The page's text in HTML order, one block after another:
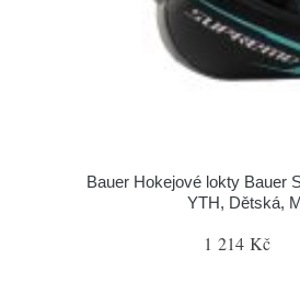
Bauer Hokejové lokty Bauer
YTH, Dětská,
1 214 Kč